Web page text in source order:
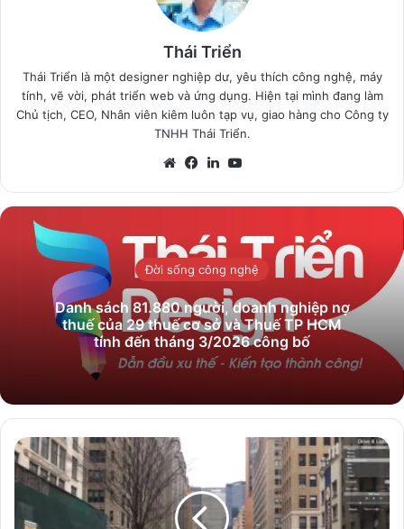
Thái Triển
Thái Triển là một designer nghiệp dư, yêu thích công nghệ, máy
tính, vẽ vời, phát triển web và ứng dụng. Hiện tại mình đang làm
Chủ tịch, CEO, Nhân viên kiêm luôn tạp vụ, giao hàng cho Công ty
TNHH Thái Triển.
WebsiteFacebook
LinkedIn
Đời sống công nghệ
Danh sách 81.880‬ người, doanh nghiệp nợ
thuế của 29 thuế cơ sở và Thuế TP HCM
tính đến tháng 3/2026 công bố
Giãn
cách
mà
muốn
có